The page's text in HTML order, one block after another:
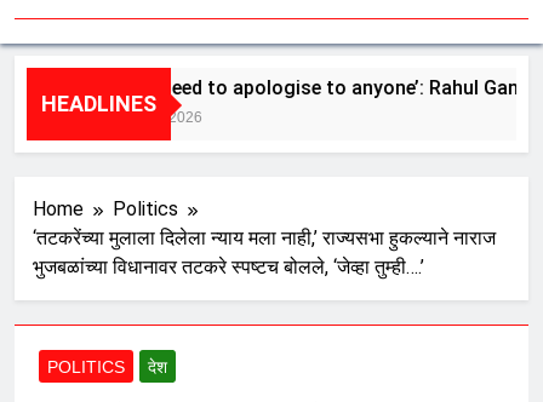
HEADLINES
‘Don’t need to apologise to anyone’: Rahul Gandhi
Home
Politics
‘तटकरेंच्या मुलाला दिलेला न्याय मला नाही,’ राज्यसभा हुकल्याने नाराज
भुजबळांच्या विधानावर तटकरे स्पष्टच बोलले, ‘जेव्हा तुम्ही….’
POLITICS देश